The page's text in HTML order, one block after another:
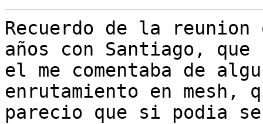
Recuerdo de la reunion
años con Santiago, que
el me comentaba de
enrutamiento en mesh,
parecio que si podia